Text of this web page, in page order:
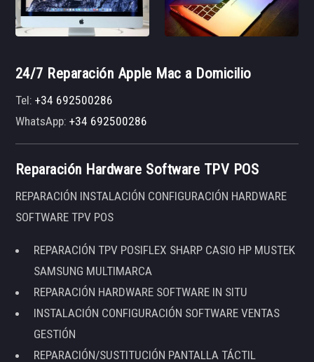
24/7 Reparación Apple Mac a Domicilio
Tel:+34 692500286
WhatsApp:+34 692500286
Reparación Hardware Software TPV POS
REPARACIÓN INSTALACIÓN CONFIGURACIÓN HARDWARE
SOFTWARE TPV POS
REPARACIÓN TPV POSIFLEX SHARP CASIO HP MUSTEK
SAMSUNG MULTIMARCA
REPARACIÓN HARDWARE SOFTWARE IN SITU
INSTALACIÓN CONFIGURACIÓN SOFTWARE VENTAS
GESTIÓN
REPARACIÓN/SUSTITUCIÓN PANTALLA TÁCTIL